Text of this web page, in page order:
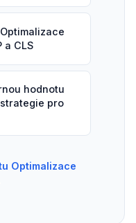
a CLS
hodnotu
strategie pro
Optimalizace